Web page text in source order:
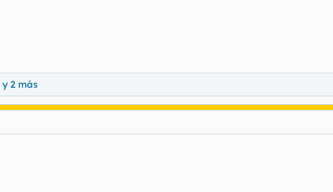
y 2 más